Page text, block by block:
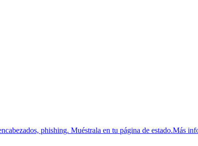
phishing. Muéstrala en tu página de estado.Más